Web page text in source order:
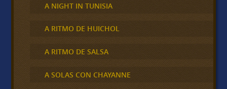
A NIGHT IN TUNISIA
A RITMO DE HUICHOL
A RITMO DE SALSA
A SOLAS CON CHAYANNE